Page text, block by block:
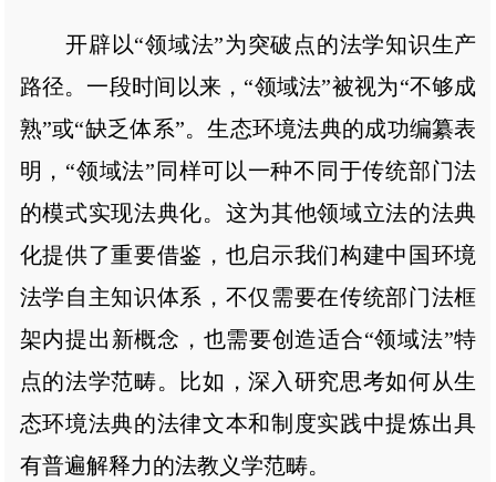
开辟以“领域法”为突破点的法学知识生产
路径。一段时间以来，“领域法”被视为“不够成
熟”或“缺乏体系”。生态环境法典的成功编纂表
明，“领域法”同样可以一种不同于传统部门法
的模式实现法典化。这为其他领域立法的法典
化提供了重要借鉴，也启示我们构建中国环境
法学自主知识体系，不仅需要在传统部门法框
架内提出新概念，也需要创造适合“领域法”特
点的法学范畴。比如，深入研究思考如何从生
态环境法典的法律文本和制度实践中提炼出具
有普遍解释力的法教义学范畴。